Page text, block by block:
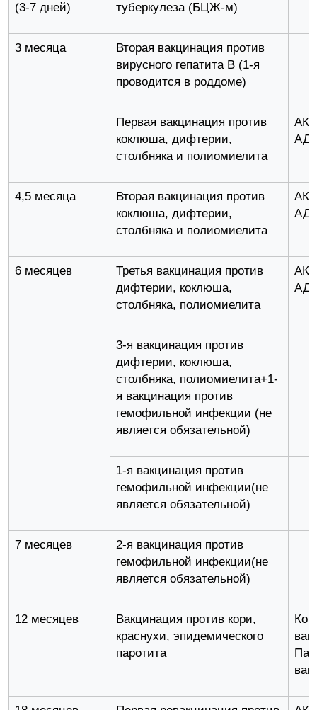
(3-7 дней)
туберкулеза (БЦЖ-м)
3 месяца
Вторая вакцинация против
вирусного гепатита В (1-я
проводится в роддоме)
Первая вакцинация против
коклюша, дифтерии,
столбняка и полиомиелита
4,5 месяца
Вторая вакцинация против
коклюша, дифтерии,
столбняка и полиомиелита
6 месяцев
Третья вакцинация против
дифтерии, коклюша,
столбняка, полиомиелита
3-я вакцинация против
дифтерии, коклюша,
столбняка, полиомиелита+1-
я вакцинация против
гемофильной инфекции (не
является обязательной)
1-я вакцинация против
гемофильной инфекции(не
является обязательной)
7 месяцев
2-я вакцинация против
гемофильной инфекции(не
является обязательной)
12 месяцев
Вакцинация против кори,
краснухи, эпидемического
паротита